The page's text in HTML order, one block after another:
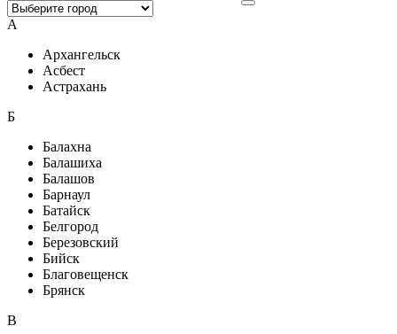
А
Архангельск
Асбест
Астрахань
Б
Балахна
Балашиха
Балашов
Барнаул
Батайск
Белгород
Березовский
Бийск
Благовещенск
Брянск
В